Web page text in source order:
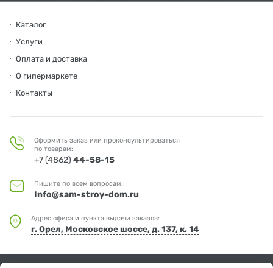
Каталог
Услуги
Оплата и доставка
О гипермаркете
Контакты
Оформить заказ или проконсультироваться
по товарам:
+7 (4862) 44-58-15
Пишите по всем вопросам:
Info@sam-stroy-dom.ru
Адрес офиса и пункта выдачи заказов:
г. Орел, Московское шоссе, д. 137, к. 14